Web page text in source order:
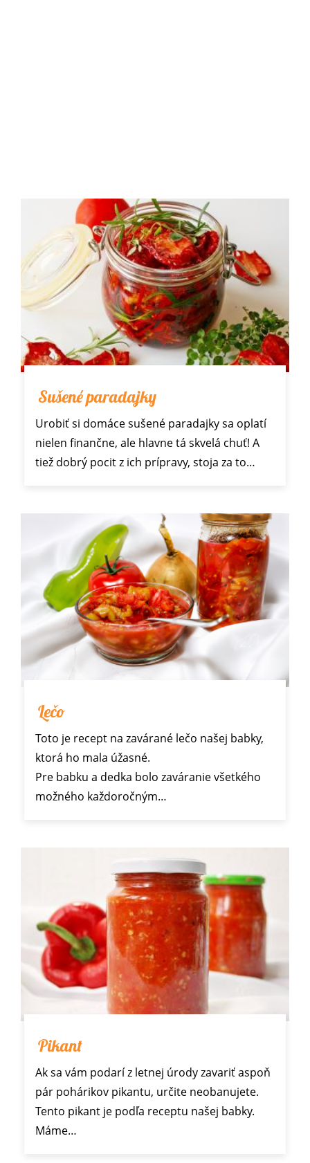
Sušené paradajky
Urobiť si domáce sušené paradajky sa oplatí
nielen finančne, ale hlavne tá skvelá chuť! A
tiež dobrý pocit z ich prípravy, stoja za to…
Lečo
Toto je recept na zavárané lečo našej babky,
ktorá ho mala úžasné.
Pre babku a dedka bolo zaváranie všetkého
možného každoročným…
Pikant
Ak sa vám podarí z letnej úrody zavariť aspoň
pár pohárikov pikantu, určite neobanujete.
Tento pikant je podľa receptu našej babky.
Máme…